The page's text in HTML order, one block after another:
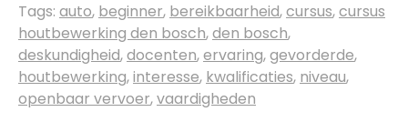
Tags: auto, beginner, bereikbaarheid,cursus,cursus
houtbewerking den bosch,den bosch,
deskundigheid,docenten,ervaring,gevorderde,
houtbewerking,interesse, kwalificaties, niveau,
openbaar vervoer,vaardigheden